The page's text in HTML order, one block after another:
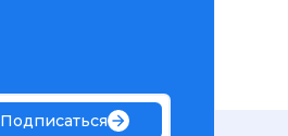
Подписаться